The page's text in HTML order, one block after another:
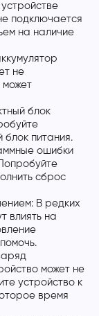
подключается
на наличие
не
может
блок
блок питания.
ошибки
сброс
В редких
влиять на
может не
устройство к
время